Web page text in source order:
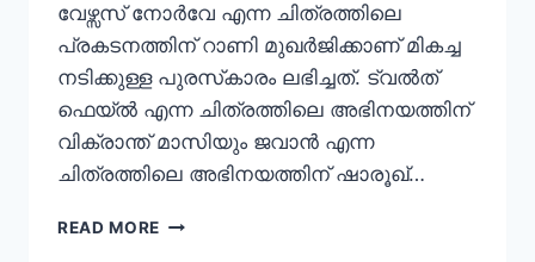
വേഴ്സസ് നോര്‍വേ എന്ന ചിത്രത്തിലെ
പ്രകടനത്തിന് റാണി മുഖര്‍ജിക്കാണ് മികച്ച
നടിക്കുള്ള പുരസ്‌കാരം ലഭിച്ചത്. ട്വല്‍ത്
ഫെയ്ല്‍ എന്ന ചിത്രത്തിലെ അഭിനയത്തിന്
വിക്രാന്ത് മാസിയും ജവാന്‍ എന്ന
ചിത്രത്തിലെ അഭിനയത്തിന് ഷാരൂഖ്…
READ MORE